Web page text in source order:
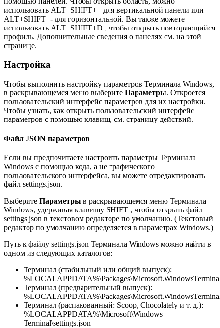
использовать ALT+SHIFT++ для вертикальной панели или
ALT+SHIFT+- для горизонтальной. Вы также можете
использовать ALT+SHIFT+D , чтобы открыть повторяющийся
профиль. Дополнительные сведения о панелях см. на этой
странице.
Настройка
Чтобы выполнить настройку параметров Терминала Windows,
в раскрывающемся меню выберите Параметры. Откроется
пользовательский интерфейс параметров для их настройки.
Чтобы узнать, как открыть пользовательский интерфейс
параметров с помощью клавиш, см. страницу действий.
Файл JSON параметров
Если вы предпочитаете настроить параметры Терминала
Windows с помощью кода, а не графического
пользовательского интерфейса, вы можете отредактировать
файл settings.json.
Выберите Параметры в раскрывающемся меню Терминала
Windows, удерживая клавишу SHIFT , чтобы открыть файл
settings.json в текстовом редакторе по умолчанию. (Текстовый
редактор по умолчанию определяется в параметрах Windows.)
Путь к файлу settings.json Терминала Windows можно найти в
одном из следующих каталогов:
Терминал (стабильный или общий выпуск):
Терминал (предварительный выпуск):
Терминал (распакованный: Scoop, Chocolately и т. д.):
%LOCALAPPDATA%\Microsoft\Windows
Terminal\settings.json